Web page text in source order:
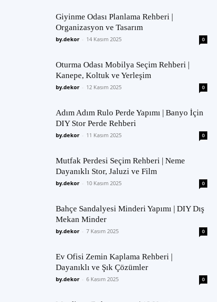
Giyinme Odası Planlama Rehberi |
Organizasyon ve Tasarım
by.dekor - 14 Kasım 2025 0
Oturma Odası Mobilya Seçim Rehberi |
Kanepe, Koltuk ve Yerleşim
by.dekor - 12 Kasım 2025 0
Adım Adım Rulo Perde Yapımı | Banyo İçin
DIY Stor Perde Rehberi
by.dekor - 11 Kasım 2025 0
Mutfak Perdesi Seçim Rehberi | Neme
Dayanıklı Stor, Jaluzi ve Film
by.dekor - 10 Kasım 2025 0
Bahçe Sandalyesi Minderi Yapımı | DIY Dış
Mekan Minder
by.dekor - 7 Kasım 2025 0
Ev Ofisi Zemin Kaplama Rehberi |
Dayanıklı ve Şık Çözümler
by.dekor - 6 Kasım 2025 0